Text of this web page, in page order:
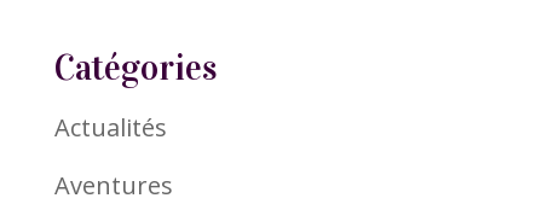
Catégories
Actualités
Aventures